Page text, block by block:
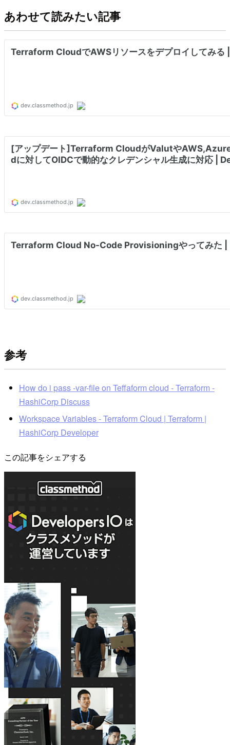
あわせて読みたい記事
参考
How do i pass -var-file on Teffaform cloud - Terraform -
HashiCorp Discuss
Workspace Variables - Terraform Cloud | Terraform |
HashiCorp Developer
この記事をシェアする